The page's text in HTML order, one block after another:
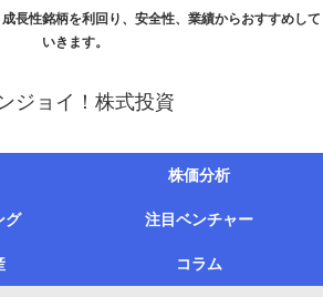
長性銘柄を利回り、安全性、業績からおすすめして
いきます。
ジョイ！株式投資
株価分析
グ 注目ベンチャー
コラム